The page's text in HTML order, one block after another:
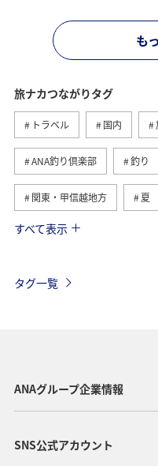
も
旅ナカつながりタグ
トラベル 国内
ANA釣り倶楽部 釣り
関東・甲信越地方 夏
趣味
関西地方 北陸地方
山形県 宮崎県
すべて表示
タグ一覧
ANAグループ企業情報
SNS公式アカウント